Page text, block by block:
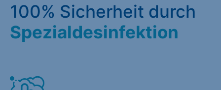
100% Sicherheit durch
Spezialdesinfektion